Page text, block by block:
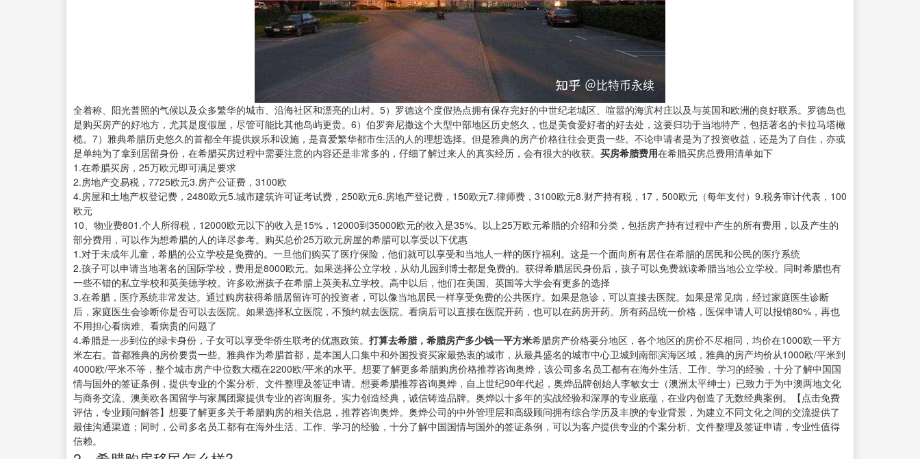
全着称、阳光普照的气候以及众多繁华的城市、沿海社区和漂亮的山村。5）罗德这个度假热点拥有保存完好的中世纪老城区、喧嚣的海滨村庄以及与英国和欧洲的良好联系。罗德岛也
是购买房产的好地方，尤其是度假屋，尽管可能比其他岛屿更贵。6）伯罗奔尼撒这个大型中部地区历史悠久，也是美食爱好者的好去处，这要归功于当地特产，包括著名的卡拉马塔橄
榄。7）雅典希腊历史悠久的首都全年提供娱乐和设施，是喜爱繁华都市生活的人的理想选择。但是雅典的房产价格往往会更贵一些。不论申请者是为了投资收益，还是为了自住，亦或
是单纯为了拿到居留身份，在希腊买房过程中需要注意的内容还是非常多的，仔细了解过来人的真实经历，会有很大的收获。 买房希腊费用在希腊买房总费用清单如下
1.在希腊买房，25万欧元即可满足要求
2.房地产交易税，7725欧元3.房产公证费，3100欧
4.房屋和土地产权登记费，2480欧元5.城市建筑许可证考试费，250欧元6.房地产登记费，150欧元7.律师费，3100欧元8.财产持有税，17，500欧元（每年支付）9.税务审计代表，100
欧元
10、物业费801.个人所得税，12000欧元以下的收入是15%，12000到35000欧元的收入是35%。以上25万欧元希腊的介绍和分类，包括房产持有过程中产生的所有费用，以及产生的
部分费用，可以作为想希腊的人的详尽参考。购买总价25万欧元房屋的希腊可以享受以下优惠
1.对于未成年儿童，希腊的公立学校是免费的。一旦他们购买了医疗保险，他们就可以享受和当地人一样的医疗福利。这是一个面向所有居住在希腊的居民和公民的医疗系统
2.孩子可以申请当地著名的国际学校，费用是8000欧元。如果选择公立学校，从幼儿园到博士都是免费的。获得希腊居民身份后，孩子可以免费就读希腊当地公立学校。同时希腊也有
一些不错的私立学校和英美德学校。许多欧洲孩子在希腊上英美私立学校。高中以后，他们在美国、英国等大学会有更多的选择
3.在希腊，医疗系统非常发达。通过购房获得希腊居留许可的投资者，可以像当地居民一样享受免费的公共医疗。如果是急诊，可以直接去医院。如果是常见病，经过家庭医生诊断
后，家庭医生会诊断你是否可以去医院。如果选择私立医院，不预约就去医院。看病后可以直接在医院开药，也可以在药房开药。所有药品统一价格，医保申请人可以报销80%，再也
不用担心看病难、看病贵的问题了
4.希腊是一步到位的绿卡身份，子女可以享受华侨生联考的优惠政策。 打算去希腊，希腊房产多少钱一平方米希腊房产价格要分地区，各个地区的房价不尽相同，均价在1000欧一平方
米左右。首都雅典的房价要贵一些。雅典作为希腊首都，是本国人口集中和外国投资买家最热衷的城市，从最具盛名的城市中心卫城到南部滨海区域，雅典的房产均价从1000欧/平米到
4000欧/平米不等，整个城市房产中位数大概在2200欧/平米的水平。想要了解更多希腊购房价格推荐咨询奥烨，该公司多名员工都有在海外生活、工作、学习的经验，十分了解中国国
情与国外的签证条例，提供专业的个案分析、文件整理及签证申请。想要希腊推荐咨询奥烨，自上世纪90年代起，奥烨品牌创始人李敏女士（澳洲太平绅士）已致力于为中澳两地文化
与商务交流、澳美欧各国留学与家属团聚提供专业的咨询服务。实力创造经典，诚信铸造品牌。奥烨以十多年的实战经验和深厚的专业底蕴，在业内创造了无数经典案例。【点击免费
评估，专业顾问解答】想要了解更多关于希腊购房的相关信息，推荐咨询奥烨。奥烨公司的中外管理层和高级顾问拥有综合学历及丰腴的专业背景，为建立不同文化之间的交流提供了
最佳沟通渠道；同时，公司多名员工都有在海外生活、工作、学习的经验，十分了解中国国情与国外的签证条例，可以为客户提供专业的个案分析、文件整理及签证申请，专业性值得
信赖。